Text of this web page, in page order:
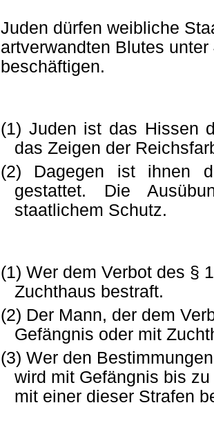
Juden dürfen weibliche
artverwandten Blutes
beschäftigen.
(1) Juden ist das Hissen
das Zeigen der
(2) Dagegen ist ihnen
gestattet. Die
staatlichem Schutz.
(1) Wer dem Verbot des §
Zuchthaus bestraft.
(2) Der Mann, der dem
Gefängnis oder mit
(3) Wer den
wird mit Gefängnis bis
mit einer dieser Strafen